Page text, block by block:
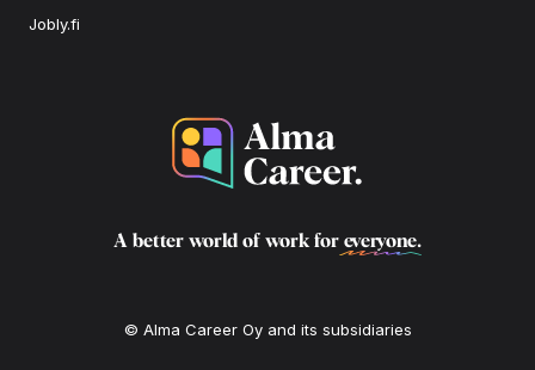
Jobly.fi
A better world of work for everyone.
© Alma Career Oy and its subsidiaries